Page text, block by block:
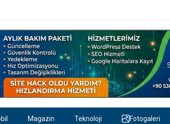
Magazin Teknoloji Fotogaleri